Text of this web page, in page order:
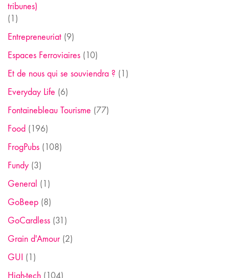
tribunes)
(1)
Entrepreneuriat (9)
Espaces Ferroviaires (10)
Et de nous qui se souviendra ? (1)
Everyday Life (6)
Fontainebleau Tourisme (77)
Food (196)
FrogPubs (108)
Fundy (3)
General (1)
GoBeep (8)
GoCardless (31)
Grain d'Amour(2)
GUI (1)
High-tech (104)